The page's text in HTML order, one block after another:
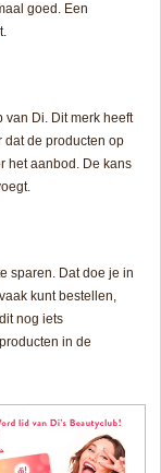
goed. Een
Di. Dit merk heeft
dat de producten op
het aanbod. De kans
sparen. Dat doe je in
kunt bestellen,
nog iets
in de